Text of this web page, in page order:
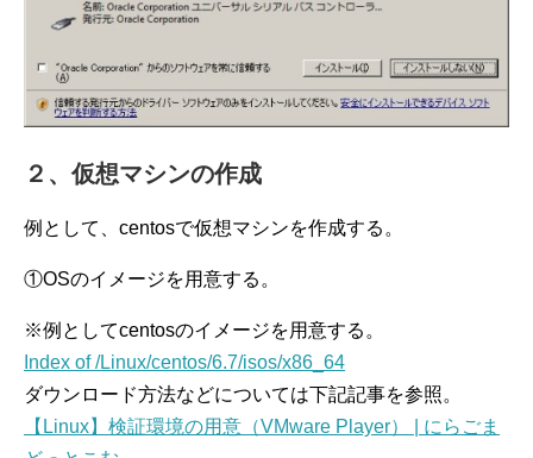
２、仮想マシンの作成
例として、centosで仮想マシンを作成する。
①OSのイメージを用意する。
※例としてcentosのイメージを用意する。
Index of /Linux/centos/6.7/isos/x86_64
ダウンロード方法などについては下記記事を参照。
【Linux】検証環境の用意（VMware Player） | にらごま